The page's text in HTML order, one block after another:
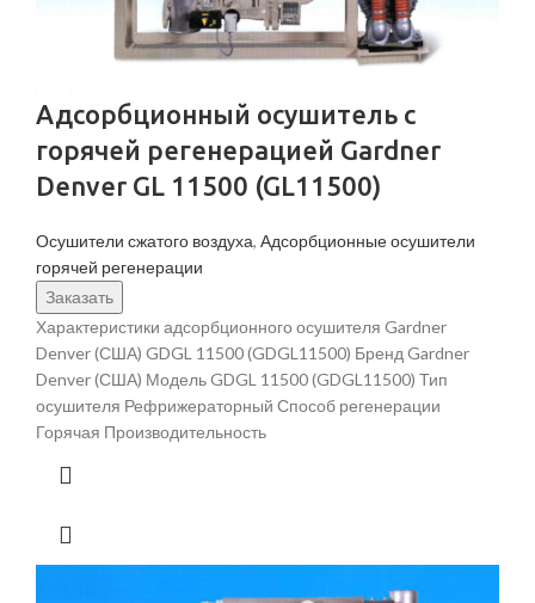
Адсорбционный осушитель c
горячей регенерацией Gardner
Denver GL 11500 (GL11500)
Осушители сжатого воздуха, Адсорбционные осушители
горячей регенерации
Заказать
Характеристики адсорбционного осушителя Gardner
Denver (США) GDGL 11500 (GDGL11500) Бренд Gardner
Denver (США) Модель GDGL 11500 (GDGL11500) Тип
осушителя Рефрижераторный Способ регенерации
Горячая Производительность